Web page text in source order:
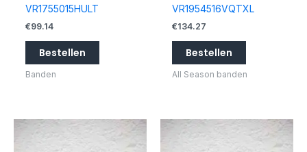
VR1755015HULT
€99.14
Bestellen
Banden
VR1954516VQTXL
€134.27
Bestellen
All Season banden